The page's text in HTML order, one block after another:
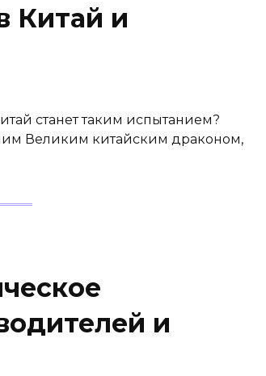
Китай и
станет таким испытанием?
Великим китайским драконом,
и